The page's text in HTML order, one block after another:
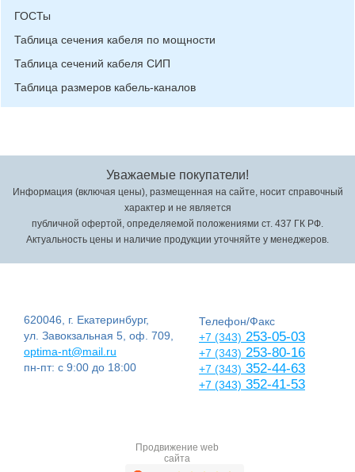
ГОСТы
Таблица сечения кабеля по мощности
Таблица сечений кабеля СИП
Таблица размеров кабель-каналов
Уважаемые покупатели!
Информация (включая цены), размещенная на сайте, носит справочный
характер и не является
публичной офертой, определяемой положениями ст. 437 ГК РФ.
Актуальность цены и наличие продукции уточняйте у менеджеров.
620046, г. Екатеринбург,
ул. Завокзальная 5, оф. 709,
optima-nt@mail.ru
пн-пт: с 9:00 до 18:00
Телефон/Факс
+7 (343) 253-05-03
+7 (343) 253-80-16
+7 (343) 352-44-63
+7 (343) 352-41-53
Продвижение web
сайта